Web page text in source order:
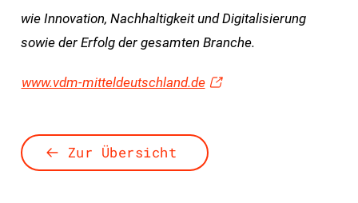
wie Innovation, Nachhaltigkeit und Digitalisierung
sowie der Erfolg der gesamten Branche.
www.vdm-mitteldeutschland.de
Zur Übersicht